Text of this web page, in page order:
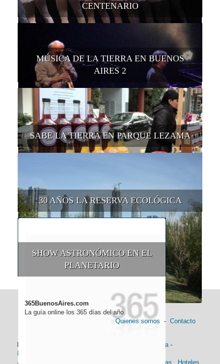
CENTENARIO
MÚSICA DE LA TIERRA EN BUENOS
AIRES 2
SABE LA TIERRA EN PARQUE LEZAMA
30 AÑOS LA RESERVA ECOLÓGICA
SHOW ASTRONÓMICO EN EL
PLANETARIO
365BuenosAires.com
La guía online los 365 días del año
Quienes somos - Contacto
Información general: Historia -
Distancias
Alojamiento:
Hoteles 4 Estrellas Hoteles